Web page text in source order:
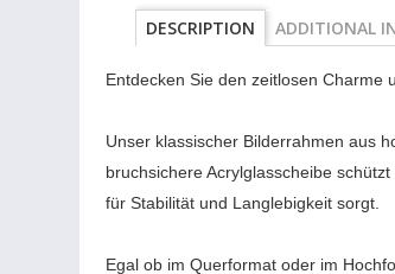
DESCRIPTION ADDITIONAL
Entdecken Sie den zeitlosen Charme
Unser klassischer Bilderrahmen aus
bruchsichere Acrylglasscheibe
für Stabilität und Langlebigkeit sorgt.
Egal ob im Querformat oder im